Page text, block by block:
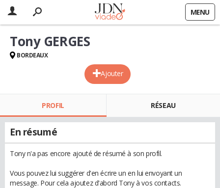
MENU
Ajouter
Tony GERGES
BORDEAUX
PROFIL RÉSEAU
En résumé
Tony n'a pas encore ajouté de résumé à son profil.
Vous pouvez lui suggérer d'en écrire un en lui envoyant un
message. Pour cela ajoutez d'abord Tony à vos contacts.